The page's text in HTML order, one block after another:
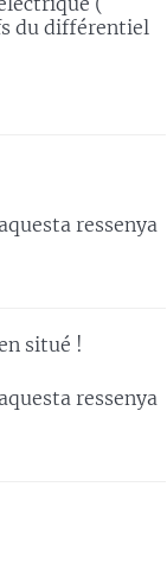
du différentiel
ressenya
situé !
ressenya